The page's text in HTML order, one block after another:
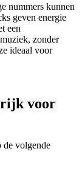
nummers kunnen
geven energie
een
zonder
ideaal voor
voor
de volgende